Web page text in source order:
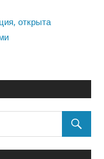
открыта